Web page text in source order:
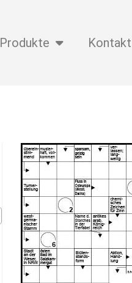
Produkte Kontakt